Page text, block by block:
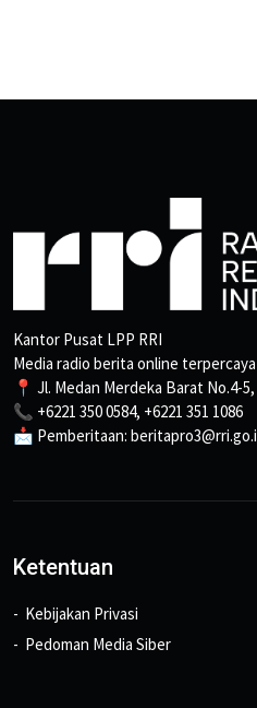
Kantor Pusat LPP RRI
Media radio berita online terpercaya
📍 Jl. Medan Merdeka Barat No.4-
📞 +6221 350 0584, +6221 351 1086
📩 Pemberitaan:
Ketentuan
Kebijakan Privasi
Pedoman Media Siber